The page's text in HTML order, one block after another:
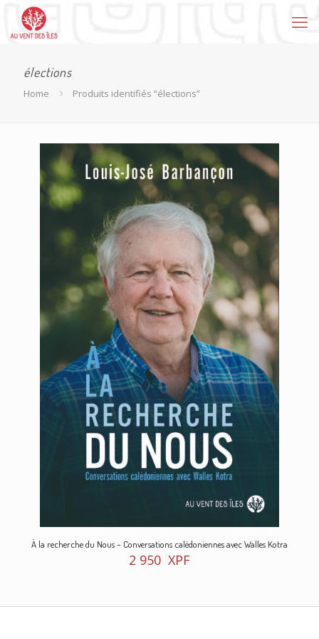
élections
Home Produits identifiés “élections”
À la recherche du Nous – Conversations calédoniennes avec Walles Kotra
2 950 XPF